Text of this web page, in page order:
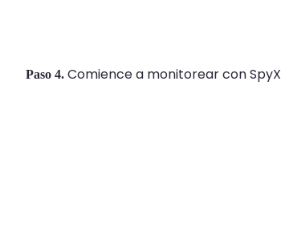
Paso 4. Comience a monitorear con SpyX